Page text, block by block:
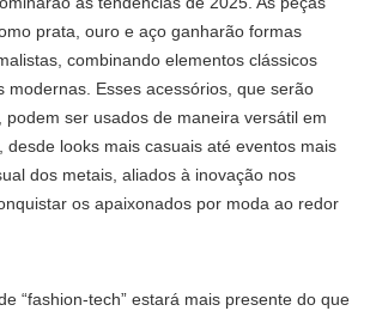
prata, ouro e aço ganharão formas
combinando elementos clássicos
modernas. Esses acessórios, que serão
podem ser usados de maneira versátil em
desde looks mais casuais até eventos mais
dos metais, aliados à inovação nos
os apaixonados por moda ao redor
“fashion-tech” estará mais presente do que